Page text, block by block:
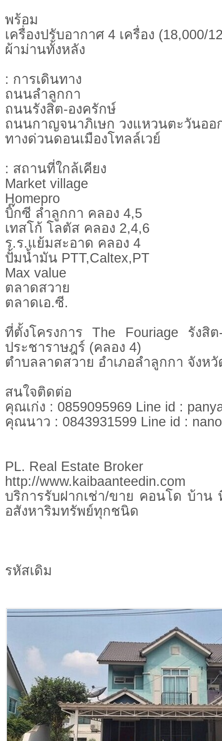
พร้อม
เครื่องปรับอากาศ 4 เครื่อง (18,000/
ผ้าม่านทั้งหลัง
: การเดินทาง
ถนนลำลูกกา
ถนนรังสิต-องครักษ์
ถนนกาญจนาภิเษก วงแหวนตะวันออ
ทางด่วนดอนเมืองโทลล์เวย์
: สถานที่ใกล้เคียง
Market village
Homepro
บิ๊กซี ลำลูกกา คลอง 4,5
เทสโก้ โลตัส คลอง 2,4,6
ร.ร.แย้มสะอาด คลอง 4
ปั้มน้ำมัน PTT,Caltex,PT
Max value
ตลาดสวาย
ตลาดเอ.ซี.
ที่ตั้งโครงการ The Fouriage รังสิ
ประชาราษฎร์ (คลอง 4)
ตำบลลาดสวาย อำเภอลำลูกกา จังห
สนใจติดต่อ
คุณเก่ง : 0859095969 Line id :
คุณนาว : 0843931599 Line id :
PL. Real Estate Broker
http://www.kaibaanteedin.com
บริการรับฝากเช่า/ขาย คอนโด บ้าน
อสังหาริมทรัพย์ทุกชนิด
รหัสเดิม